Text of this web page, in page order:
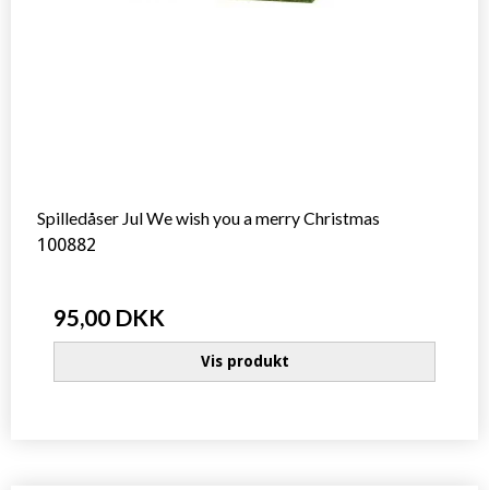
Spilledåser Jul We wish you a merry Christmas
100882
95,00 DKK
Vis produkt